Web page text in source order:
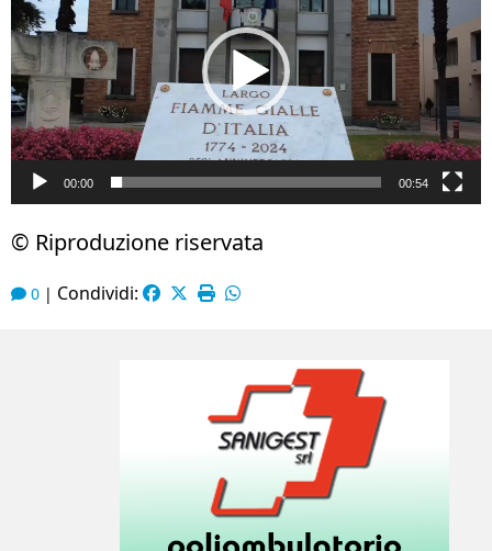
00:00 00:54
© Riproduzione riservata
0 | Condividi: